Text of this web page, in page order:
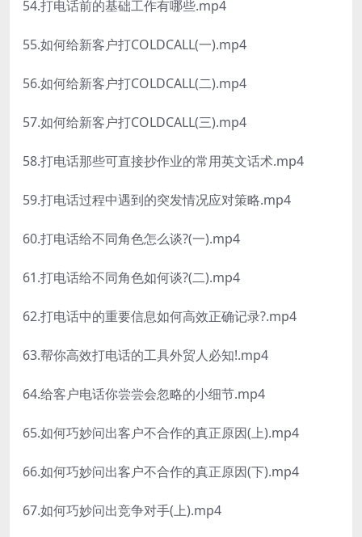
54.打电话前的基础工作有哪些.mp4
55.如何给新客户打COLDCALL(一).mp4
56.如何给新客户打COLDCALL(二).mp4
57.如何给新客户打COLDCALL(三).mp4
58.打电话那些可直接抄作业的常用英文话术.mp4
59.打电话过程中遇到的突发情况应对策略.mp4
60.打电话给不同角色怎么谈?(一).mp4
61.打电话给不同角色如何谈?(二).mp4
62.打电话中的重要信息如何高效正确记录?.mp4
63.帮你高效打电话的工具外贸人必知!.mp4
64.给客户电话你尝尝会忽略的小细节.mp4
65.如何巧妙问出客户不合作的真正原因(上).mp4
66.如何巧妙问出客户不合作的真正原因(下).mp4
67.如何巧妙问出竞争对手(上).mp4